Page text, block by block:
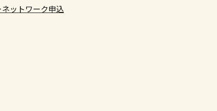
ットワーク申込